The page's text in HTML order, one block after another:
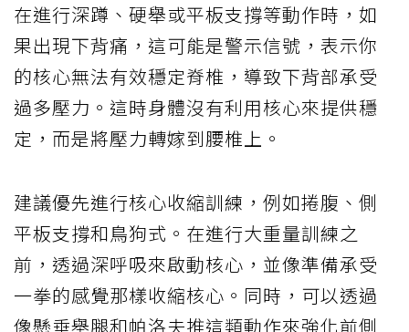
在進行深蹲、硬舉或平板支撐等動作時，如
果出現下背痛，這可能是警示信號，表示你
的核心無法有效穩定脊椎，導致下背部承受
過多壓力。這時身體沒有利用核心來提供穩
定，而是將壓力轉嫁到腰椎上。
建議優先進行核心收縮訓練，例如捲腹、側
平板支撐和鳥狗式。在進行大重量訓練之
前，透過深呼吸來啟動核心，並像準備承受
一拳的感覺那樣收縮核心。同時，可以透過
像懸垂舉腿和帕洛夫推這類動作來強化前側